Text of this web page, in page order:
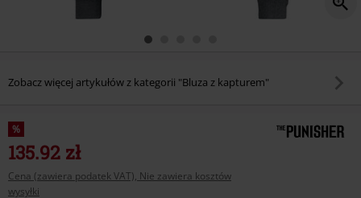
Zobacz więcej artykułów z kategorii "Bluza z kapturem"
%
135.92 zł
Cena (zawiera podatek VAT), Nie zawiera kosztów
wysyłki